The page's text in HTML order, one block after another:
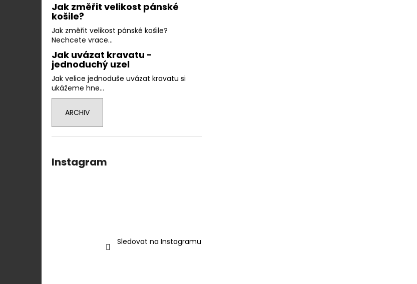
Jak změřit velikost pánské
košile?
Jak změřit velikost pánské košile?
Nechcete vrace...
Jak uvázat kravatu -
jednoduchý uzel
Jak velice jednoduše uvázat kravatu si
ukážeme hne...
ARCHIV
Instagram
Sledovat na Instagramu